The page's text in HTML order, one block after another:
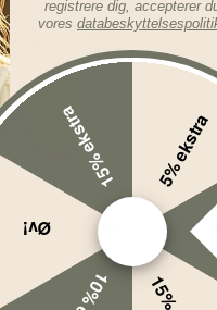
DKK
DKK
- Uld - Melange
-50%
registrere dig, accepterer
vores
5% ekstra
Øv!
15% ekstra